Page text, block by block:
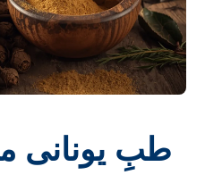
طبِ یونانی